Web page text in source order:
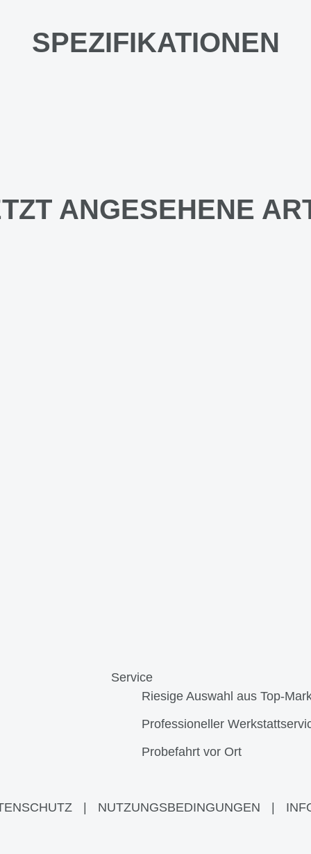
SPEZIFIKATIONEN
ANGESEHENE
Service
Riesige Auswahl aus Top-
Professioneller
Probefahrt vor Ort
NUTZUNGSBEDINGUNGEN